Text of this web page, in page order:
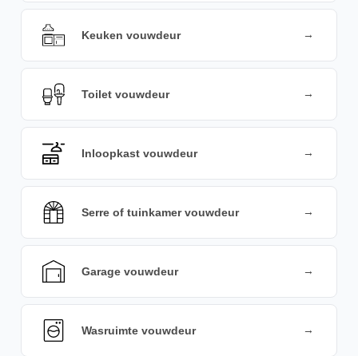
Keuken vouwdeur →
Toilet vouwdeur →
Inloopkast vouwdeur →
Serre of tuinkamer vouwdeur →
Garage vouwdeur →
Wasruimte vouwdeur →